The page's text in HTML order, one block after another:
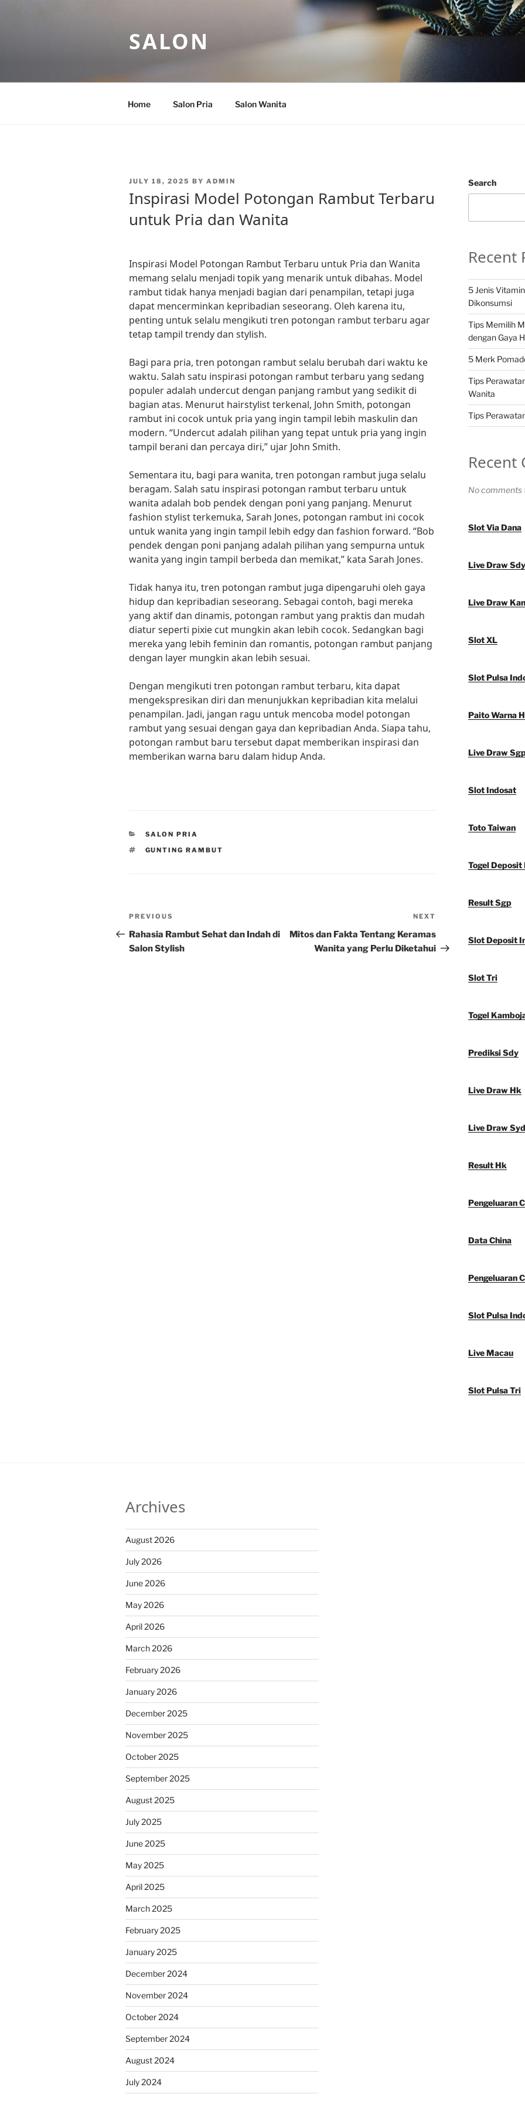
SALON
Home Salon Pria Salon Wanita
POSTED
JULY 18, 2025 BY ADMIN
Inspirasi Model Potongan Rambut Terbaru
untuk Pria dan Wanita
Inspirasi Model Potongan Rambut Terbaru untuk Pria dan Wanita
memang selalu menjadi topik yang menarik untuk dibahas. Model
rambut tidak hanya menjadi bagian dari penampilan, tetapi juga
dapat mencerminkan kepribadian seseorang. Oleh karena itu,
penting untuk selalu mengikuti tren potongan rambut terbaru agar
tetap tampil trendy dan stylish.
Bagi para pria, tren potongan rambut selalu berubah dari waktu ke
waktu. Salah satu inspirasi potongan rambut terbaru yang sedang
populer adalah undercut dengan panjang rambut yang sedikit di
bagian atas. Menurut hairstylist terkenal, John Smith, potongan
rambut ini cocok untuk pria yang ingin tampil lebih maskulin dan
modern. “Undercut adalah pilihan yang tepat untuk pria yang ingin
tampil berani dan percaya diri,” ujar John Smith.
Sementara itu, bagi para wanita, tren potongan rambut juga selalu
beragam. Salah satu inspirasi potongan rambut terbaru untuk
wanita adalah bob pendek dengan poni yang panjang. Menurut
fashion stylist terkemuka, Sarah Jones, potongan rambut ini cocok
untuk wanita yang ingin tampil lebih edgy dan fashion forward. “Bob
pendek dengan poni panjang adalah pilihan yang sempurna untuk
wanita yang ingin tampil berbeda dan memikat,” kata Sarah Jones.
Tidak hanya itu, tren potongan rambut juga dipengaruhi oleh gaya
hidup dan kepribadian seseorang. Sebagai contoh, bagi mereka
yang aktif dan dinamis, potongan rambut yang praktis dan mudah
diatur seperti pixie cut mungkin akan lebih cocok. Sedangkan bagi
mereka yang lebih feminin dan romantis, potongan rambut panjang
dengan layer mungkin akan lebih sesuai.
Dengan mengikuti tren potongan rambut terbaru, kita dapat
mengekspresikan diri dan menunjukkan kepribadian kita melalui
penampilan. Jadi, jangan ragu untuk mencoba model potongan
rambut yang sesuai dengan gaya dan kepribadian Anda. Siapa tahu,
potongan rambut baru tersebut dapat memberikan inspirasi dan
memberikan warna baru dalam hidup Anda.
CATEGORIES
SALON PRIA
TAGS
GUNTING RAMBUT
Post
navigation
Previous
Post
PREVIOUS
Rahasia Rambut Sehat dan Indah di
Salon Stylish
Post
NEXT
Mitos dan Fakta Tentang Keramas
Wanita yang Perlu Diketahui
Search
Recent
5 Jenis
Dikonsumsi
Tips Memilih
dengan Gaya
5 Merk
Tips
Wanita
Tips
Recent
No comments
Slot Via Dana
Live Draw Sdy
Live Draw
Slot XL
Slot Pulsa
Paito Warna
Live Draw
Slot Indosat
Toto Taiwan
Togel Deposit
Result Sgp
Slot Deposit
Slot Tri
Togel
Prediksi Sdy
Live Draw Hk
Live Draw
Result Hk
Pengeluaran
Data China
Pengeluaran
Slot Pulsa
Live Macau
Slot Pulsa Tri
Archives
August 2026
July 2026
June 2026
May 2026
April 2026
March 2026
February 2026
January 2026
December 2025
November 2025
October 2025
September 2025
August 2025
July 2025
June 2025
May 2025
April 2025
March 2025
February 2025
January 2025
December 2024
November 2024
October 2024
September 2024
August 2024
July 2024